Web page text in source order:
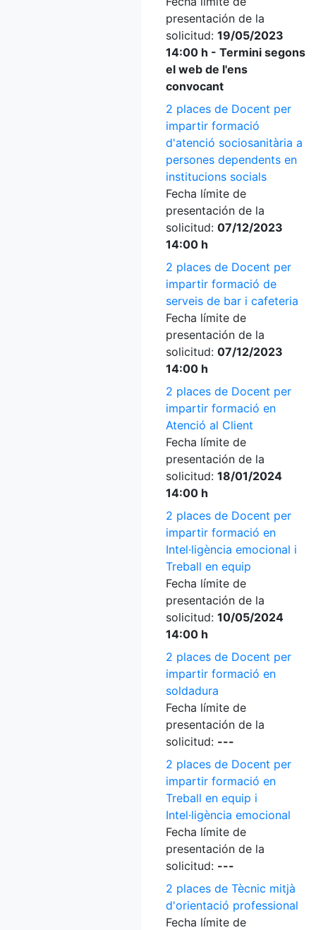
presentación de la
solicitud: 19/05/2023
14:00 h - Termini segons
el web de l'ens
convocant
2 places de Docent per
impartir formació
d'atenció sociosanitària a
persones dependents en
institucions socials
Fecha límite de
presentación de la
solicitud: 07/12/2023
14:00 h
2 places de Docent per
impartir formació de
serveis de bar i cafeteria
Fecha límite de
presentación de la
solicitud: 07/12/2023
14:00 h
2 places de Docent per
impartir formació en
Atenció al Client
Fecha límite de
presentación de la
solicitud: 18/01/2024
14:00 h
2 places de Docent per
impartir formació en
Intel·ligència emocional i
Treball en equip
Fecha límite de
presentación de la
solicitud: 10/05/2024
14:00 h
2 places de Docent per
impartir formació en
soldadura
Fecha límite de
presentación de la
solicitud: ---
2 places de Docent per
impartir formació en
Treball en equip i
Intel·ligència emocional
Fecha límite de
presentación de la
solicitud: ---
2 places de Tècnic mitjà
d'orientació professional
Fecha límite de